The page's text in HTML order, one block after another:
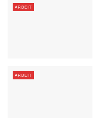
ARBEIT
ARBEIT